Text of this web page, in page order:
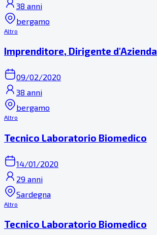
38 anni
bergamo
Altro
Imprenditore, Dirigente d'Azienda
09/02/2020
38 anni
bergamo
Altro
Tecnico Laboratorio Biomedico
14/01/2020
29 anni
Sardegna
Altro
Tecnico Laboratorio Biomedico